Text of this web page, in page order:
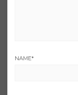
NAME*